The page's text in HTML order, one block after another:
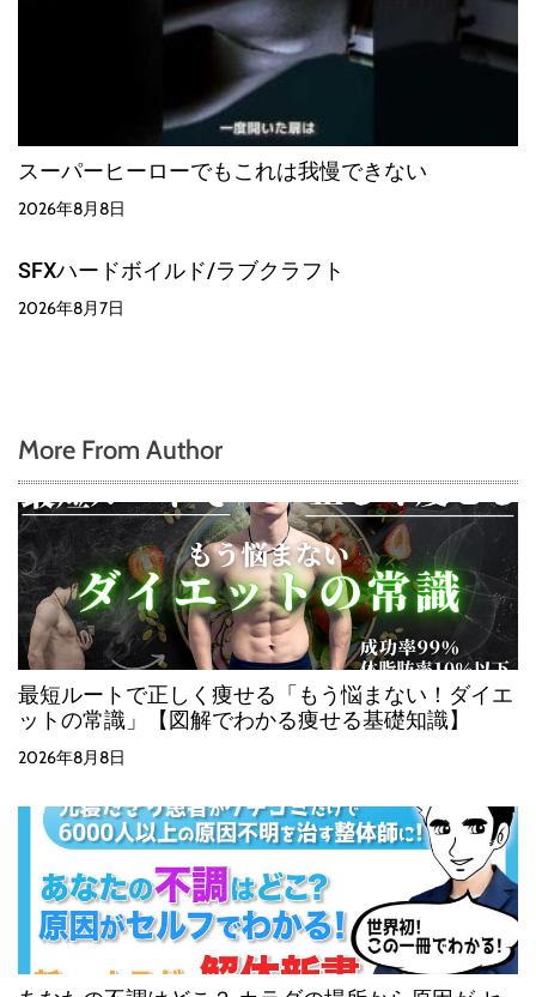
スーパーヒーローでもこれは我慢できない
2026年8月8日
SFXハードボイルド/ラブクラフト
2026年8月7日
More From Author
最短ルートで正しく痩せる「もう悩まない！ダイエ
ットの常識」【図解でわかる痩せる基礎知識】
2026年8月8日